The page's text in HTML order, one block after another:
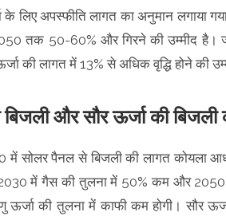
के लिए अपस्फीति लागत का अनुमान लगाया
तक 50-60% और गिरने की उम्मीद है।
की लागत में 13% से अधिक वृद्धि होने की
और सौर ऊर्जा की
में सोलर पैनल से बिजली की लागत कोयला
2030 में गैस की तुलना में 50% कम और
ऊर्जा की तुलना में काफी कम होगी। सौर